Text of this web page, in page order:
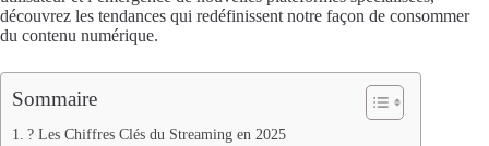
découvrez les tendances qui redéfinissent notre façon de consommer
du contenu numérique.
Sommaire
? Les Chiffres Clés du Streaming en 2025